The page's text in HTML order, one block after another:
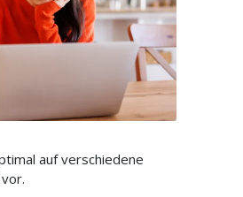
auf verschiedene